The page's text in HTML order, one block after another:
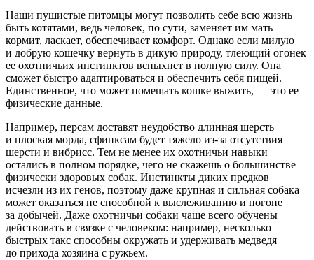
Наши пушистые питомцы могут позволить себе всю жизнь
быть котятами, ведь человек, по сути, заменяет им мать —
кормит, ласкает, обеспечивает комфорт. Однако если милую
и добрую кошечку вернуть в дикую природу, тлеющий огонек
ее охотничьих инстинктов вспыхнет в полную силу. Она
сможет быстро адаптироваться и обеспечить себя пищей.
Единственное, что может помешать кошке выжить, — это ее
физические данные.
Например, персам доставят неудобство длинная шерсть
и плоская морда, сфинксам будет тяжело из-за отсутствия
шерсти и вибрисс. Тем не менее их охотничьи навыки
остались в полном порядке, чего не скажешь о большинстве
физически здоровых собак. Инстинкты диких предков
исчезли из их генов, поэтому даже крупная и сильная собака
может оказаться не способной к выслеживанию и погоне
за добычей. Даже охотничьи собаки чаще всего обучены
действовать в связке с человеком: например, несколько
быстрых такс способны окружать и удерживать медведя
до прихода хозяина с ружьем.